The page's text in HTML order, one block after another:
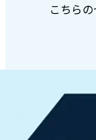
こちら